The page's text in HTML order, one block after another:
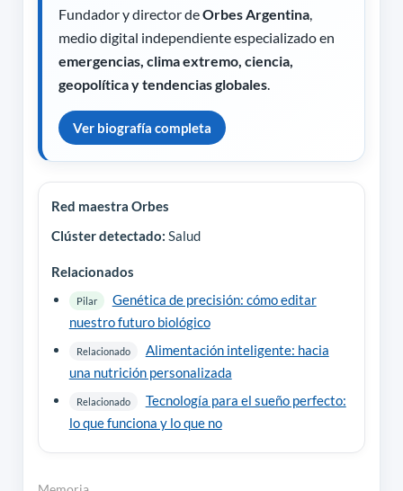
Fundador y director deOrbes Argentina,
medio digital independiente especializado en
emergencias, clima extremo, ciencia,
geopolítica y tendencias globales.
Ver biografía completa
Red maestra Orbes
Clúster detectado: Salud
Relacionados
Pilar
Genética de precisión: cómo editar
nuestro futuro biológico
Relacionado
Alimentación inteligente: hacia
una nutrición personalizada
Relacionado
Tecnología para el sueño perfecto:
lo que funciona y lo que no